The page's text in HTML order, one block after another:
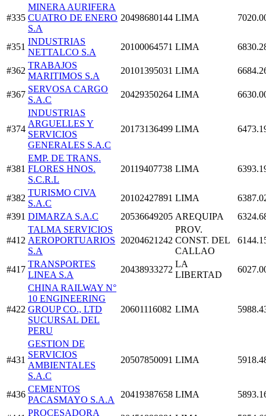
#335
MINERA AURIFERA
CUATRO DE ENERO
S.A
20498680144 LIMA
#351
INDUSTRIAS
NETTALCO S.A
20100064571 LIMA
#362
TRABAJOS
MARITIMOS S.A
20101395031 LIMA
#367
SERVOSA CARGO
S.A.C
20429350264 LIMA
#374
INDUSTRIAS
ARGUELLES Y
SERVICIOS
GENERALES S.A.C
20173136499 LIMA
#381
EMP. DE TRANS.
FLORES HNOS.
S.C.R.L
20119407738 LIMA
#382
TURISMO CIVA
S.A.C
20102427891 LIMA
#391 DIMARZA S.A.C 20536649205 AREQUIPA
#412
TALMA SERVICIOS
AEROPORTUARIOS
S.A
20204621242
PROV.
CONST. DEL
CALLAO
#417
TRANSPORTES
LINEA S.A
20438933272
LA
LIBERTAD
#422
CHINA RAILWAY N°
10 ENGINEERING
GROUP CO., LTD
SUCURSAL DEL
PERU
20601116082 LIMA
#431
GESTION DE
SERVICIOS
AMBIENTALES
S.A.C
20507850091 LIMA
#436
CEMENTOS
PACASMAYO S.A.A
20419387658 LIMA
PROCESADORA